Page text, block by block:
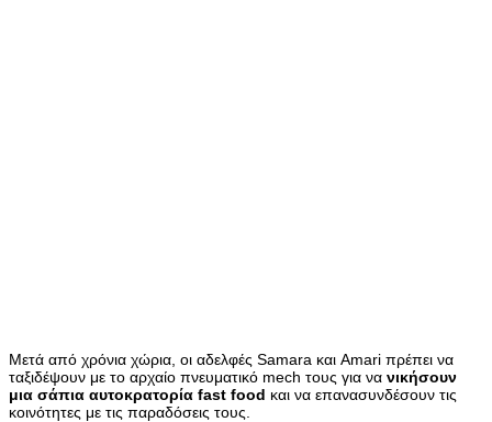
Μετά από χρόνια χώρια, οι αδελφές Samara και Amari πρέπει να
ταξιδέψουν με το αρχαίο πνευματικό mech τους για να νικήσουν
μια σάπια αυτοκρατορία fast food και να επανασυνδέσουν τις
κοινότητες με τις παραδόσεις τους.